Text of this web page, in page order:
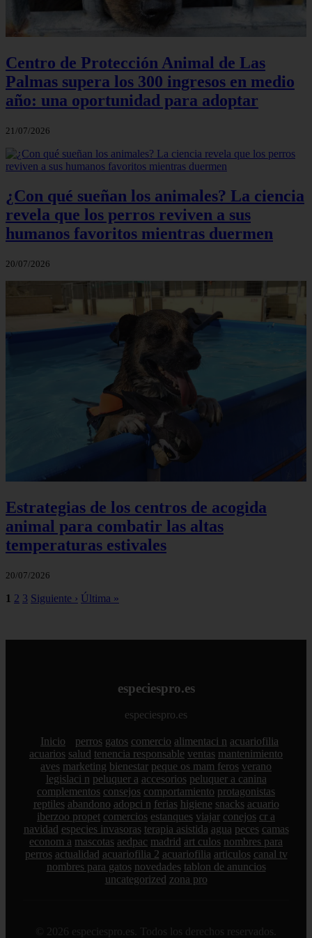
Centro de Protección Animal de Las
Palmas supera los 300 ingresos en medio
año: una oportunidad para adoptar
21/07/2026
¿Con qué sueñan los animales? La ciencia
revela que los perros reviven a sus
humanos favoritos mientras duermen
20/07/2026
Estrategias de los centros de acogida
animal para combatir las altas
temperaturas estivales
20/07/2026
1 2 3 Siguiente › Última »
especiespro.es
especiespro.es
Inicio perros gatos comercio alimentaci n acuariofilia
acuarios salud tenencia responsable ventas mantenimiento
aves marketing bienestar peque os mam feros verano
legislaci n peluquer a accesorios peluquer a canina
complementos consejos comportamiento protagonistas
reptiles abandono adopci n ferias higiene snacks acuario
iberzoo propet comercios estanques viajar conejos cr a
navidad especies invasoras terapia asistida agua peces camas
econom a mascotas aedpac madrid art culos nombres para
perros actualidad acuariofilia 2 acuariofilia articulos canal tv
nombres para gatos novedades tablon de anuncios
uncategorized zona pro
© 2026 especiespro.es. Todos los derechos reservados.